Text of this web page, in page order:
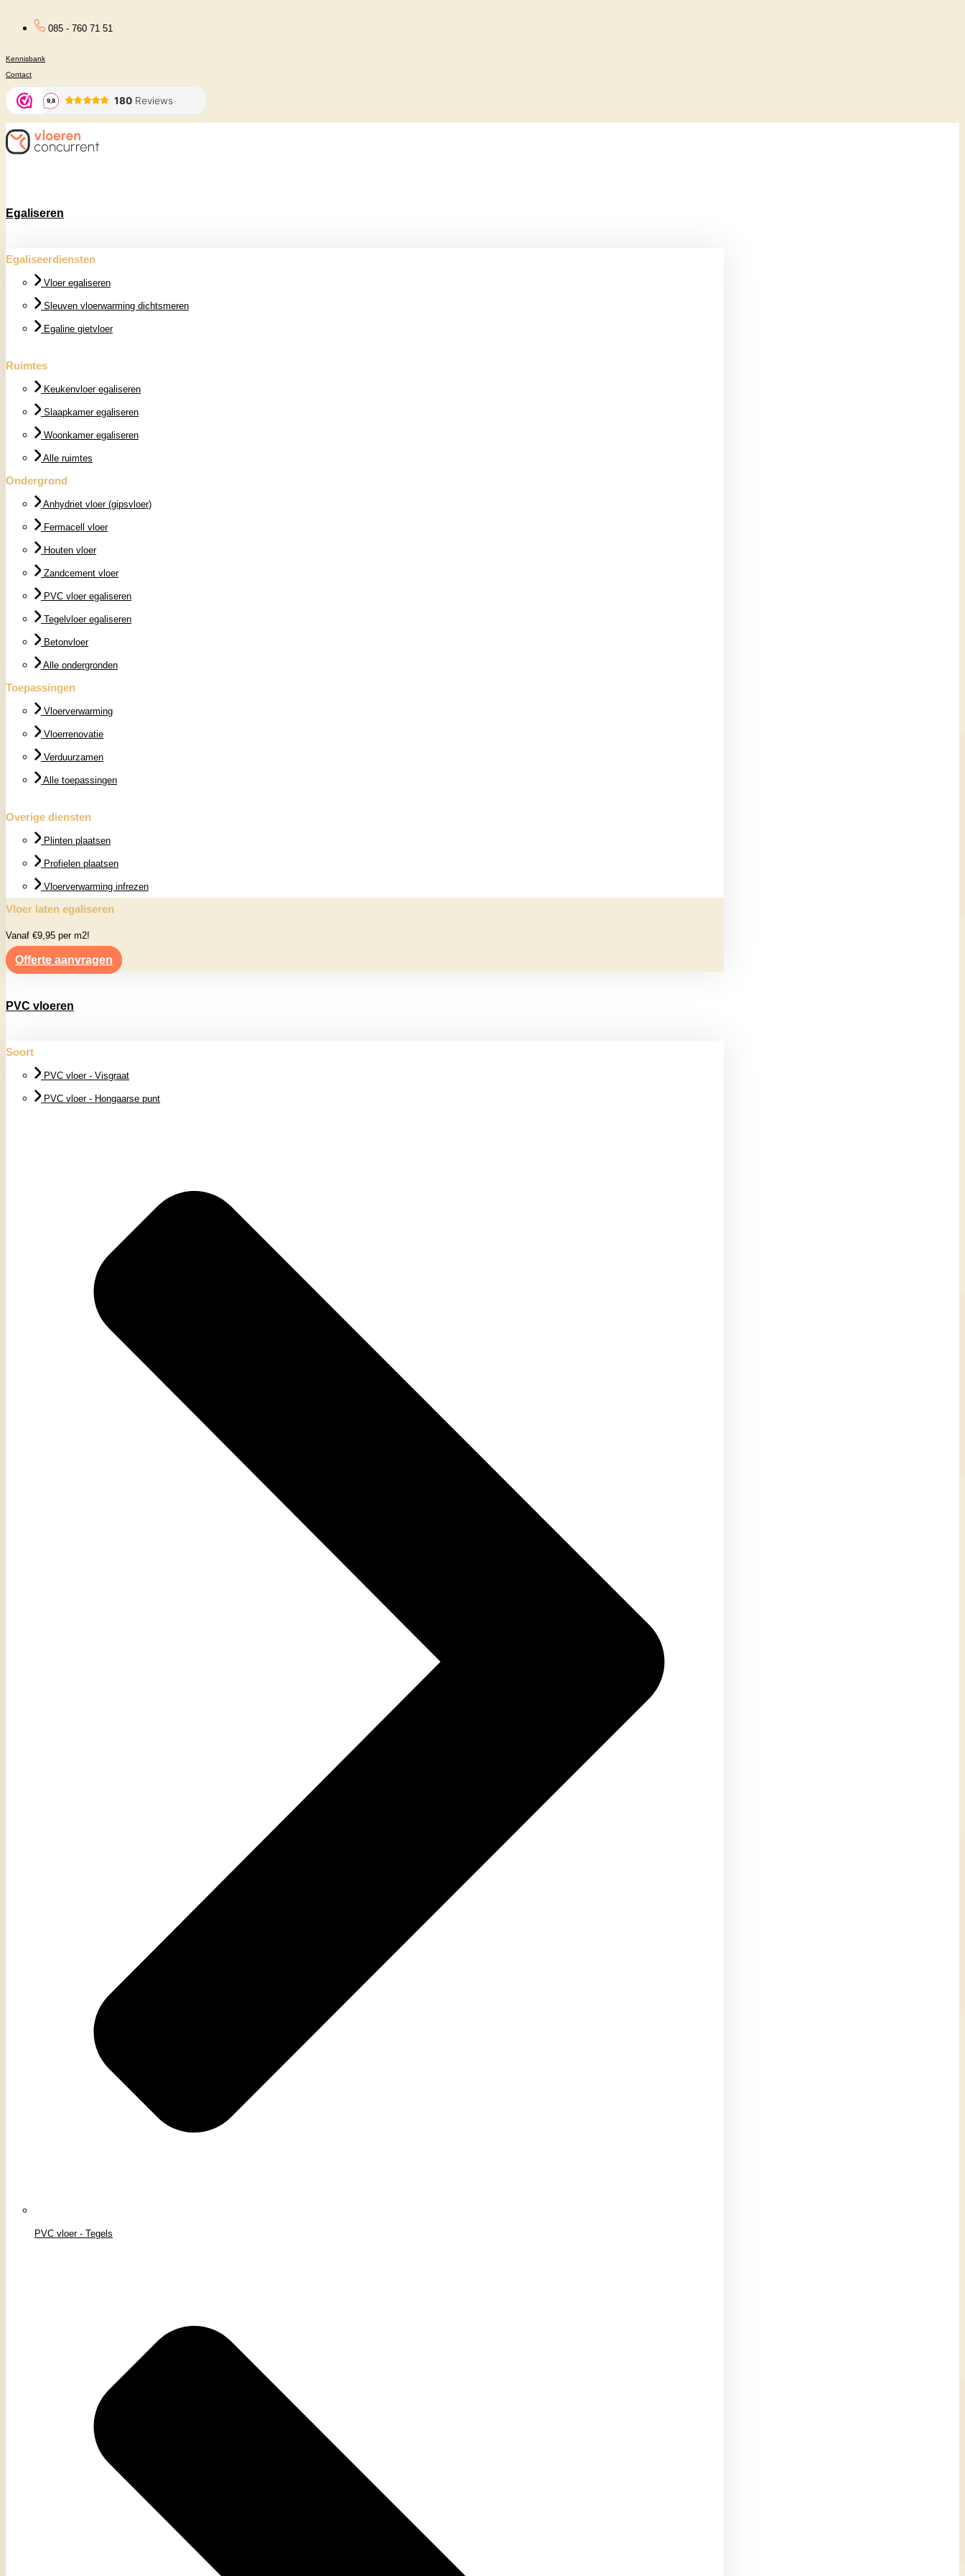
de
inhoud
085 - 760 71 51
Kennisbank
Contact
Egaliseren
Egaliseerdiensten
Vloer egaliseren
Sleuven vloerwarming dichtsmeren
Egaline gietvloer
Ruimtes
Keukenvloer egaliseren
Slaapkamer egaliseren
Woonkamer egaliseren
Alle ruimtes
Ondergrond
Anhydriet vloer (gipsvloer)
Fermacell vloer
Houten vloer
Zandcement vloer
PVC vloer egaliseren
Tegelvloer egaliseren
Betonvloer
Alle ondergronden
Toepassingen
Vloerverwarming
Vloerrenovatie
Verduurzamen
Alle toepassingen
Overige diensten
Plinten plaatsen
Profielen plaatsen
Vloerverwarming infrezen
Vloer laten egaliseren
Vanaf €9,95 per m2!
Offerte aanvragen
PVC vloeren
Soort
PVC vloer - Visgraat
PVC vloer - Hongaarse punt
PVC vloer - Tegels